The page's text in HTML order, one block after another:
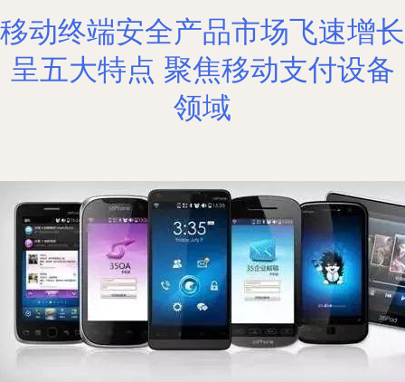
移动终端安全产品市场飞速增长
呈五大特点 聚焦移动支付设备
领域